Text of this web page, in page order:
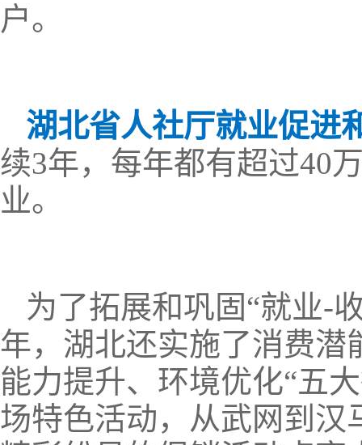
户。
湖北省人社厅就业促进
续3年，每年都有超过40
业。
为了拓展和巩固“就业-
年，湖北还实施了消费
能力提升、环境优化“五
场特色活动，从武网到汉